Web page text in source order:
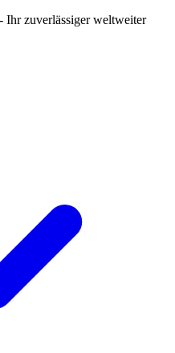
Ihr zuverlässiger weltweiter